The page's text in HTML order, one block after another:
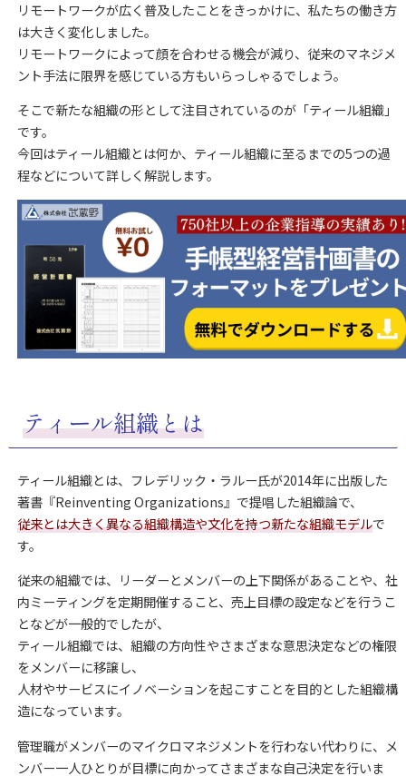
リモートワークが広く普及したことをきっかけに、私たちの働き方
は大きく変化しました。
リモートワークによって顔を合わせる機会が減り、従来のマネジメ
ント手法に限界を感じている方もいらっしゃるでしょう。
そこで新たな組織の形として注目されているのが「ティール組織」
です。
今回はティール組織とは何か、ティール組織に至るまでの5つの過
程などについて詳しく解説します。
ティール組織とは
ティール組織とは、フレデリック・ラルー氏が2014年に出版した
著書『Reinventing Organizations』で提唱した組織論で、
従来とは大きく異なる組織構造や文化を持つ新たな組織モデルで
す。
従来の組織では、リーダーとメンバーの上下関係があることや、社
内ミーティングを定期開催すること、売上目標の設定などを行うこ
となどが一般的でしたが、
ティール組織では、組織の方向性やさまざまな意思決定などの権限
をメンバーに移譲し、
人材やサービスにイノベーションを起こすことを目的とした組織構
造になっています。
管理職がメンバーのマイクロマネジメントを行わない代わりに、メ
ンバー一人ひとりが目標に向かってさまざまな自己決定を行いま